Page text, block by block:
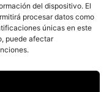
del dispositivo. El
procesar datos como
únicas en este
puede afectar
web líder de
automóviles -